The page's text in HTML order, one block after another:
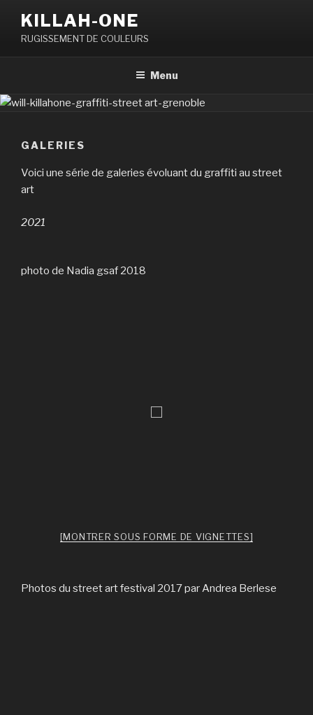
contenu
principal
KILLAH-ONE
RUGISSEMENT DE COULEURS
Menu
GALERIES
Voici une série de galeries évoluant du graffiti au street
art
2021
photo de Nadia gsaf 2018
[MONTRER SOUS FORME DE VIGNETTES]
Photos du street art festival 2017 par Andrea Berlese